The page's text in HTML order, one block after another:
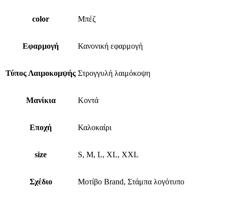
color Μπέζ
Εφαρμογή Κανονική εφαρμογή
Τύπος Λαιμοκομψής Στρογγυλή λαιμόκοψη
Μανίκια Κοντά
Εποχή Καλοκαίρι
size S, M, L, XL, XXL
Σχέδιο Μοτίβο Brand, Στάμπα λογότυπο